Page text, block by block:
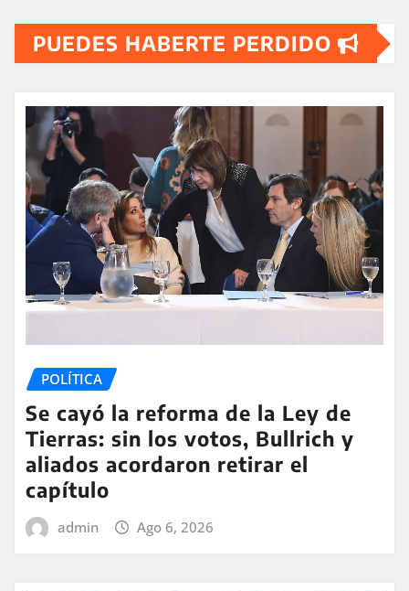
PUEDES HABERTE PERDIDO
POLÍTICA
Se cayó la reforma de la Ley de
Tierras: sin los votos, Bullrich y
aliados acordaron retirar el
capítulo
admin Ago 6, 2026